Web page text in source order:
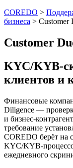
COREDO >
бизнеса >
Customer
KYC/KYB-
клиентов и
Финансовые
Diligence —
и бизнес-
требование
COREDO берёт на
KYC/KYB-
ежедневного